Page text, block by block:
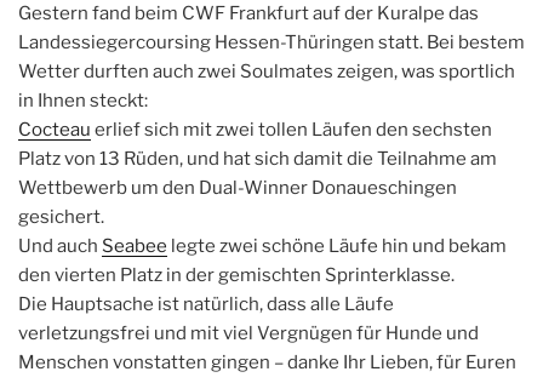
Gestern fand beim CWF Frankfurt auf der Kuralpe das
Landessiegercoursing Hessen-Thüringen statt. Bei bestem
Wetter durften auch zwei Soulmates zeigen, was sportlich
in Ihnen steckt:
Cocteau erlief sich mit zwei tollen Läufen den sechsten
Platz von 13 Rüden, und hat sich damit die Teilnahme am
Wettbewerb um den Dual-Winner Donaueschingen
gesichert.
Und auch Seabee legte zwei schöne Läufe hin und bekam
den vierten Platz in der gemischten Sprinterklasse.
Die Hauptsache ist natürlich, dass alle Läufe
verletzungsfrei und mit viel Vergnügen für Hunde und
Menschen vonstatten gingen – danke Ihr Lieben, für Euren